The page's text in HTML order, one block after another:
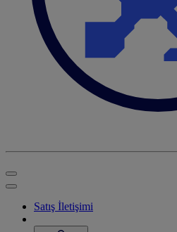
Satış İletişimi